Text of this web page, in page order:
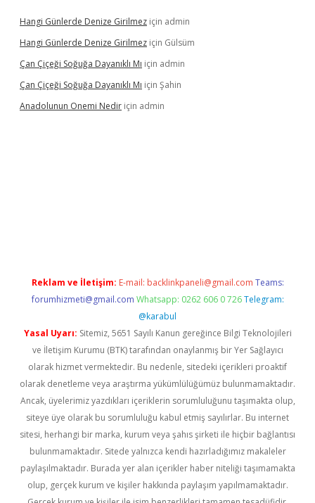
Hangi Günlerde Denize Girilmez için admin
Hangi Günlerde Denize Girilmez için Gülsüm
Çan Çiçeği Soğuğa Dayanıklı Mı için admin
Çan Çiçeği Soğuğa Dayanıklı Mı için Şahin
Anadolunun Onemi Nedir için admin
Reklam ve İletişim: E-mail: backlinkpaneli@gmail.com Teams:
forumhizmeti@gmail.com Whatsapp: 0262 606 0 726 Telegram:
@karabul
Yasal Uyarı: Sitemiz, 5651 Sayılı Kanun gereğince Bilgi Teknolojileri
ve İletişim Kurumu (BTK) tarafından onaylanmış bir Yer Sağlayıcı
olarak hizmet vermektedir. Bu nedenle, sitedeki içerikleri proaktif
olarak denetleme veya araştırma yükümlülüğümüz bulunmamaktadır.
Ancak, üyelerimiz yazdıkları içeriklerin sorumluluğunu taşımakta olup,
siteye üye olarak bu sorumluluğu kabul etmiş sayılırlar. Bu internet
sitesi, herhangi bir marka, kurum veya şahıs şirketi ile hiçbir bağlantısı
bulunmamaktadır. Sitede yalnızca kendi hazırladığımız makaleler
paylaşılmaktadır. Burada yer alan içerikler haber niteliği taşımamakta
olup, gerçek kurum ve kişiler hakkında paylaşım yapılmamaktadır.